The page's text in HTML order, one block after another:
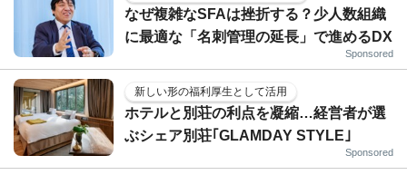
なぜ複雑なSFAは挫折する？少人数組織
に最適な「名刺管理の延長」で進めるDX
Sponsored
新しい形の福利厚生として活用
ホテルと別荘の利点を凝縮…経営者が選
ぶシェア別荘｢GLAMDAY STYLE｣
Sponsored